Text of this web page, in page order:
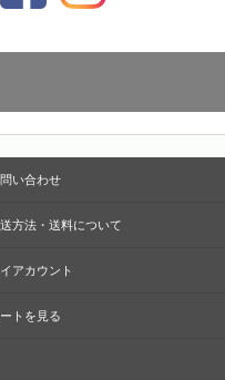
い合わせ
方法・送料について
アカウント
トを見る